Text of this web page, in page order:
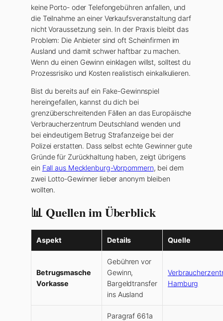
keine Porto- oder Telefongebühren anfallen, und
die Teilnahme an einer Verkaufsveranstaltung darf
nicht Voraussetzung sein. In der Praxis bleibt das
Problem: Die Anbieter sind oft Scheinfirmen im
Ausland und damit schwer haftbar zu machen.
Wenn du einen Gewinn einklagen willst, solltest du
Prozessrisiko und Kosten realistisch einkalkulieren.
Bist du bereits auf ein Fake-Gewinnspiel
hereingefallen, kannst du dich bei
grenzüberschreitenden Fällen an das Europäische
Verbraucherzentrum Deutschland wenden und
bei eindeutigem Betrug Strafanzeige bei der
Polizei erstatten. Dass selbst echte Gewinner gute
Gründe für Zurückhaltung haben, zeigt übrigens
ein Fall aus Mecklenburg-Vorpommern, bei dem
zwei Lotto-Gewinner lieber anonym bleiben
wollten.
📊 Quellen im Überblick
Aspekt Details Quelle
Betrugsmasche
Vorkasse
Gebühren vor
Gewinn,
Bargeldtransfer
ins Ausland
Hamburg
Paragraf 661a